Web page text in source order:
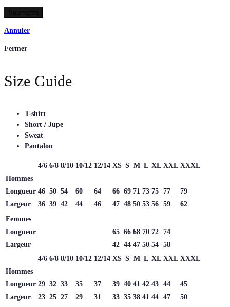
Annuler
Fermer
Size Guide
T-shirt
Short / Jupe
Sweat
Pantalon
4/6 6/8 8/10 10/12 12/14 XS S M L XL XXL XXXL
Hommes
Longueur 46 50 54 60 64 66 69 71 73 75 77
79
Largeur
36 39 42 44 46 47 48 50 53 56 59
62
Femmes
Longueur
65 66 68 70 72 74
Largeur
42 44 47 50 54 58
4/6 6/8 8/10 10/12 12/14 XS S M L XL XXL XXXL
Hommes
Longueur 29 32 33 35 37 39 40 41 42 43 44
45
Largeur
23 25 27 29 31 33 35 38 41 44 47
50